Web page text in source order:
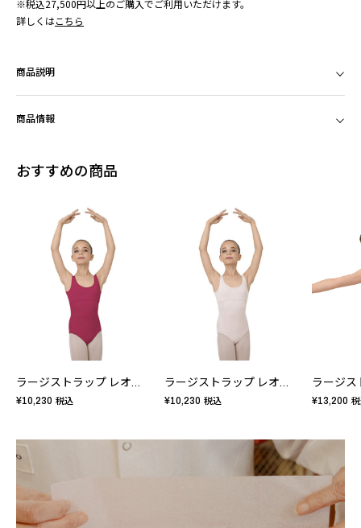
※税込27,500円以上のご購入でご利用いただけます。
詳しくはこちら
商品説明
商品情報
おすすめの商品
ラージストラップ レオタード - キッズ
¥10,230 税込
ラージストラップ レオタード - キッズ
¥10,230 税込 ¥13,200